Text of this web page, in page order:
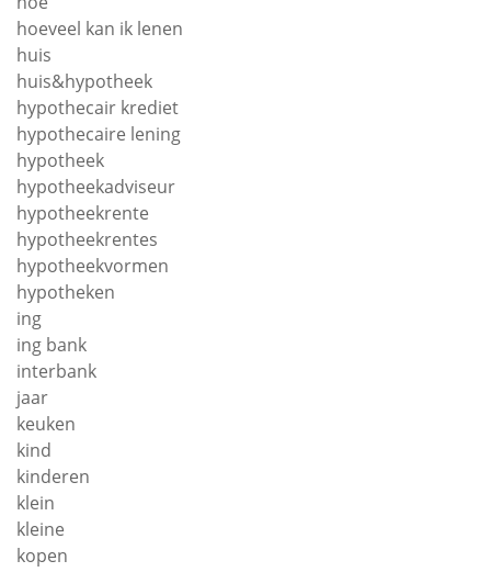
hoeveel kan ik lenen
huis
huis&hypotheek
hypothecair krediet
hypothecaire lening
hypotheek
hypotheekadviseur
hypotheekrente
hypotheekrentes
hypotheekvormen
hypotheken
ing
ing bank
interbank
jaar
keuken
kind
kinderen
klein
kleine
kopen